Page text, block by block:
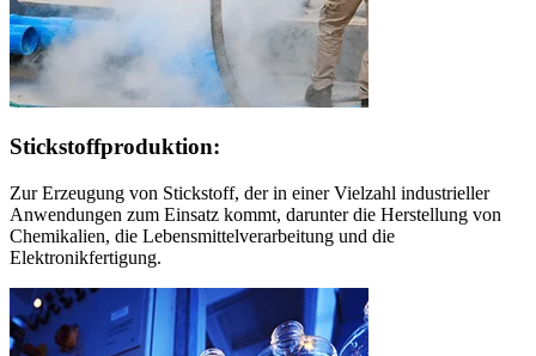
Stickstoffproduktion:
Zur Erzeugung von Stickstoff, der in einer Vielzahl industrieller
Anwendungen zum Einsatz kommt, darunter die Herstellung von
Chemikalien, die Lebensmittelverarbeitung und die
Elektronikfertigung.